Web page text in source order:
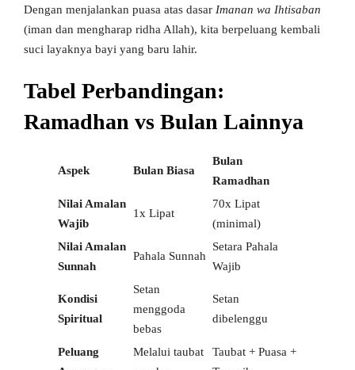
Dengan menjalankan puasa atas dasar Imanan wa Ihtisaban
(iman dan mengharap ridha Allah), kita berpeluang kembali
suci layaknya bayi yang baru lahir.
Tabel Perbandingan:
Ramadhan vs Bulan Lainnya
Aspek Bulan Biasa
Bulan
Ramadhan
Nilai Amalan
Wajib
1x Lipat
70x Lipat
(minimal)
Nilai Amalan
Sunnah
Pahala Sunnah
Setara Pahala
Wajib
Kondisi
Spiritual
Setan
menggoda
bebas
Setan
dibelenggu
Peluang
Melalui taubat
Taubat + Puasa +